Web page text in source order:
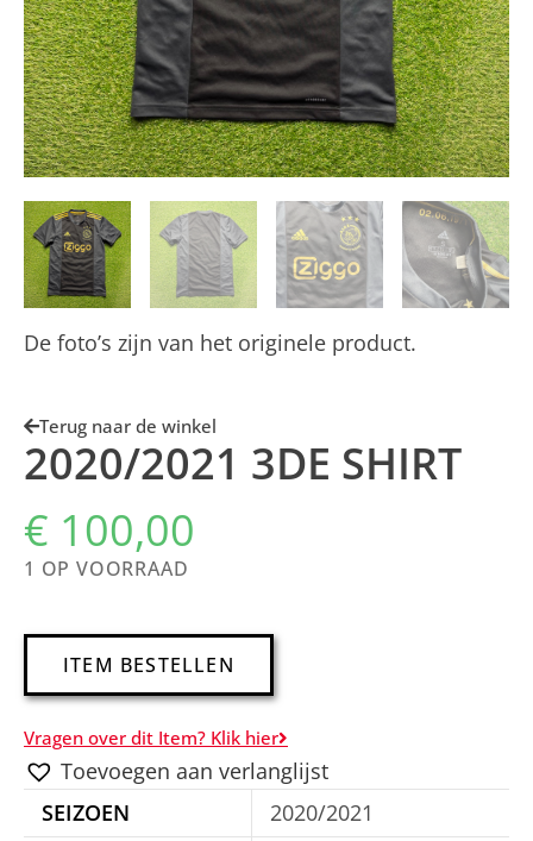
De foto’s zijn van het originele product.
Terug naar de winkel
2020/2021 3DE SHIRT
€ 100,00
1 OP VOORRAAD
ITEM BESTELLEN
e
r
n
Vragen over dit Item? Klik hier
Toevoegen aan verlanglijst
SEIZOEN
2020/2021